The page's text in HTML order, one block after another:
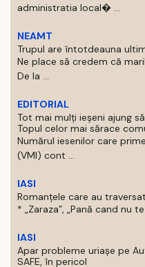
administratia local� ...
NEAMT
Trupul are întotdeauna
Ne place să credem că
De la ...
EDITORIAL
Tot mai mulți ieșeni ajung
Topul celor mai sărace
Numărul iesenilor care
(VMI) cont ...
IASI
Romanțele care au
* „Zaraza”, „Pană cand nu
IASI
Apar probleme uriașe pe
SAFE, în pericol